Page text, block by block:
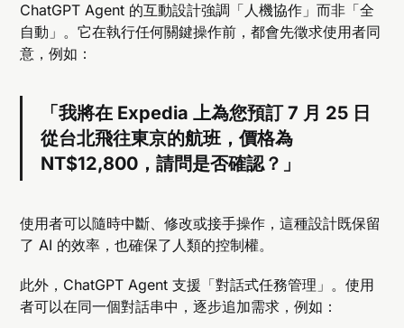
ChatGPT Agent 的互動設計強調「人機協作」而非「全
自動」。它在執行任何關鍵操作前，都會先徵求使用者同
意，例如：
「我將在 Expedia 上為您預訂 7 月 25 日
從台北飛往東京的航班，價格為
NT$12,800，請問是否確認？」
使用者可以隨時中斷、修改或接手操作，這種設計既保留
了 AI 的效率，也確保了人類的控制權。
此外，ChatGPT Agent 支援「對話式任務管理」。使用
者可以在同一個對話串中，逐步追加需求，例如：